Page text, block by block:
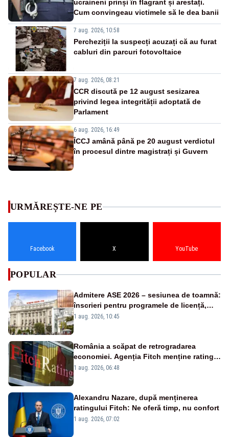
ucraineni prinși în flagrant și arestați.
Cum convingeau victimele să le dea banii
7 aug. 2026, 10:58
Percheziții la suspecți acuzați că au furat
cabluri din parcuri fotovoltaice
7 aug. 2026, 08:21
CCR discută pe 12 august sesizarea
privind legea integrității adoptată de
Parlament
6 aug. 2026, 16:49
ÎCCJ amână până pe 20 august verdictul
în procesul dintre magistrați și Guvern
URMĂREȘTE-NE PE
Facebook X YouTube
POPULAR
Admitere ASE 2026 – sesiunea de toamnă:
înscrieri pentru programele de licență,
masterat și doctorat
1 aug. 2026, 10:45
România a scăpat de retrogradarea
economiei. Agenția Fitch menține ratingul
„BBB-” cu perspectivă negativă
1 aug. 2026, 06:48
Alexandru Nazare, după menținerea
ratingului Fitch: Ne oferă timp, nu confort
1 aug. 2026, 07:02